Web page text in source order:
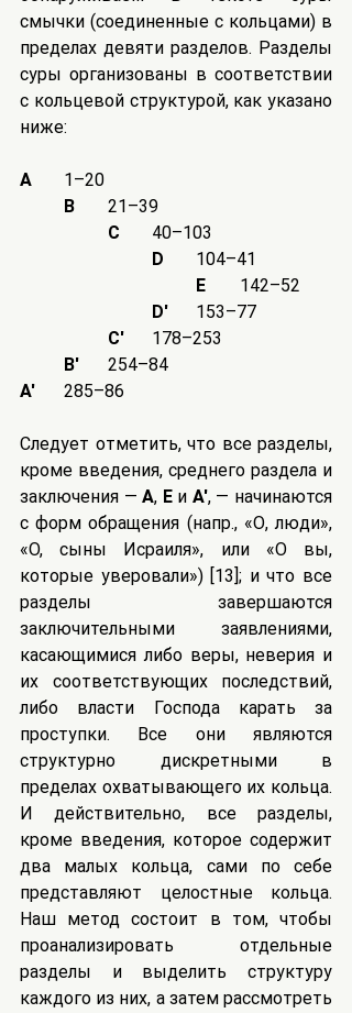
смычки (соединенные с кольцами) в
пределах девяти разделов. Разделы
суры организованы в соответствии
с кольцевой структурой, как указано
ниже:
A
	1–20
B
	21–39
C
	40–103
D
	104–41
E
	142–52
D′
	153–77
C′
	178–253
B′
	254–84
A′
	285–86
Следует отметить, что все разделы,
кроме введения, среднего раздела и
заключения — A, E и A′, — начинаются
с форм обращения (напр., «О, люди»,
«O, сыны Исраиля», или «O вы,
которые уверовали») [13]; и что все
разделы завершаются
заключительными заявлениями,
касающимися либо веры, неверия и
их соответствующих последствий,
либо власти Господа карать за
проступки. Все они являются
структурно дискретными в
пределах охватывающего их кольца.
И действительно, все разделы,
кроме введения, которое содержит
два малых кольца, сами по себе
представляют целостные кольца.
Наш метод состоит в том, чтобы
проанализировать отдельные
разделы и выделить структуру
каждого из них, а затем рассмотреть